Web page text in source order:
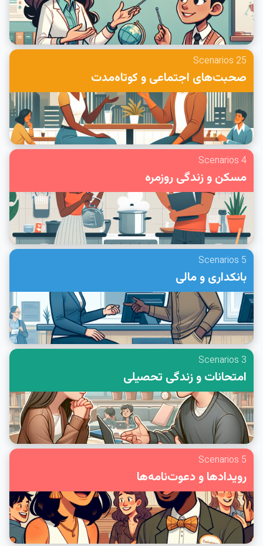
25 Scenarios
صحبت‌های اجتماعی و کوتاه‌مدت
4 Scenarios
مسکن و زندگی روزمره
5 Scenarios
بانکداری و مالی
3 Scenarios
امتحانات و زندگی تحصیلی
5 Scenarios
رویدادها و دعوت‌نامه‌ها